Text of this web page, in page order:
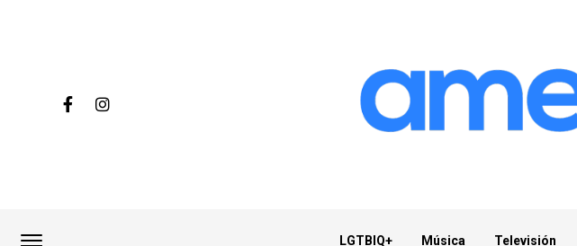
LGTBIQ+ Música Televisión